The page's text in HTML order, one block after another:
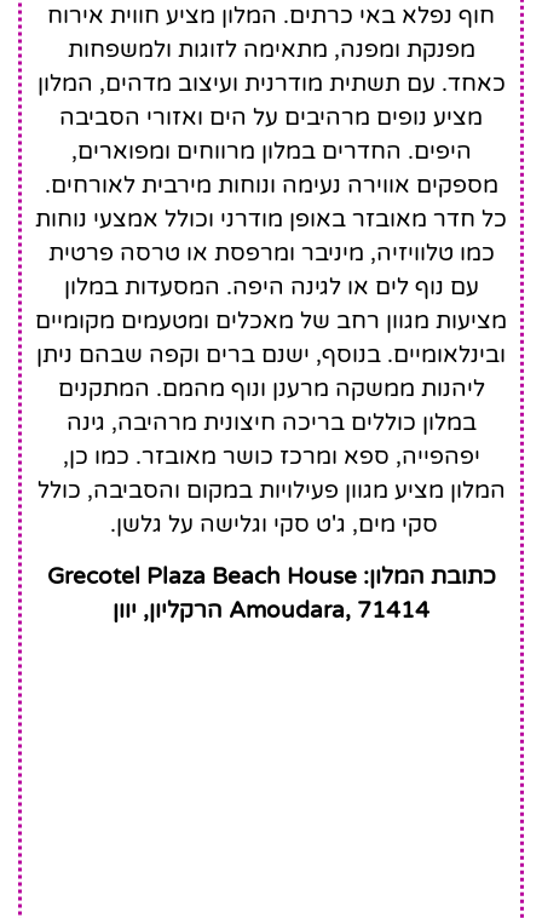
חוף נפלא באי כרתים. המלון מציע חווית אירוח
מפנקת ומפנה, מתאימה לזוגות ולמשפחות
כאחד. עם תשתית מודרנית ועיצוב מדהים, המלון
מציע נופים מרהיבים על הים ואזורי הסביבה
היפים. החדרים במלון מרווחים ומפוארים,
מספקים אווירה נעימה ונוחות מירבית לאורחים.
כל חדר מאובזר באופן מודרני וכולל אמצעי נוחות
כמו טלוויזיה, מיניבר ומרפסת או טרסה פרטית
עם נוף לים או לגינה היפה. המסעדות במלון
מציעות מגוון רחב של מאכלים ומטעמים מקומיים
ובינלאומיים. בנוסף, ישנם ברים וקפה שבהם ניתן
ליהנות ממשקה מרענן ונוף מהמם. המתקנים
במלון כוללים בריכה חיצונית מרהיבה, גינה
יפהפייה, ספא ומרכז כושר מאובזר. כמו כן,
המלון מציע מגוון פעילויות במקום והסביבה, כולל
סקי מים, ג'ט סקי וגלישה על גלשן.
כתובת המלון: Grecotel Plaza Beach House
Amoudara, 71414 הרקליון, יוון